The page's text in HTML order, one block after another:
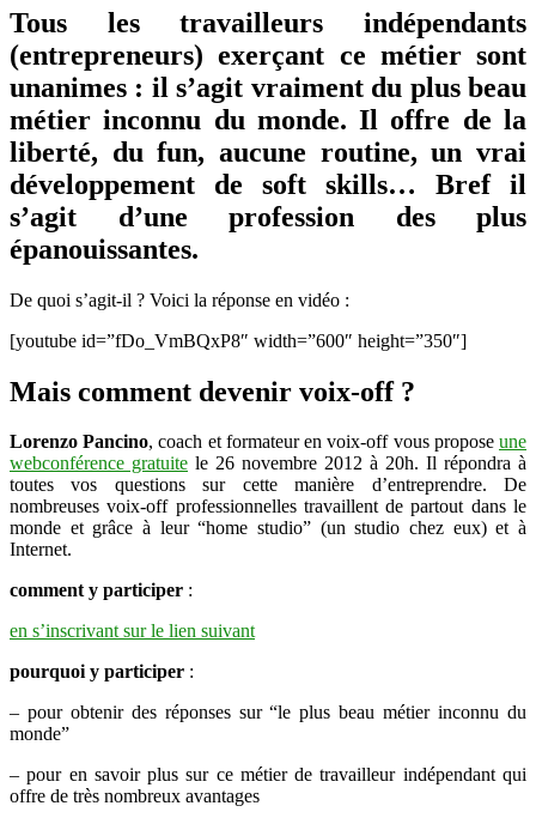
plus
beau
métier
inconnu
du
monde
?
Tous les travailleurs indépendants
(entrepreneurs) exerçant ce métier sont
unanimes : il s’agit vraiment du plus beau
métier inconnu du monde. Il offre de la
liberté, du fun, aucune routine, un vrai
développement de soft skills… Bref il
s’agit d’une profession des plus
épanouissantes.
De quoi s’agit-il ? Voici la réponse en vidéo :
[youtube id=”fDo_VmBQxP8″ width=”600″ height=”350″]
Mais comment devenir voix-off ?
Lorenzo Pancino, coach et formateur en voix-off vous proposeune
webconférence gratuite le 26 novembre 2012 à 20h. Il répondra à
toutes vos questions sur cette manière d’entreprendre. De
nombreuses voix-off professionnelles travaillent de partout dans le
monde et grâce à leur “home studio” (un studio chez eux) et à
Internet.
comment y participer :
en s’inscrivant sur le lien suivant
pourquoi y participer :
– pour obtenir des réponses sur “le plus beau métier inconnu du
monde”
– pour en savoir plus sur ce métier de travailleur indépendant qui
offre de très nombreux avantages